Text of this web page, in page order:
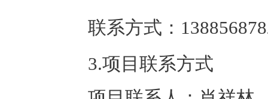
联系方式：
3.项目联系方式